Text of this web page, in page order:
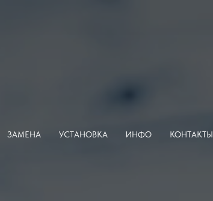
ЗАМЕНА УСТАНОВКА ИНФО КОНТАКТЫ